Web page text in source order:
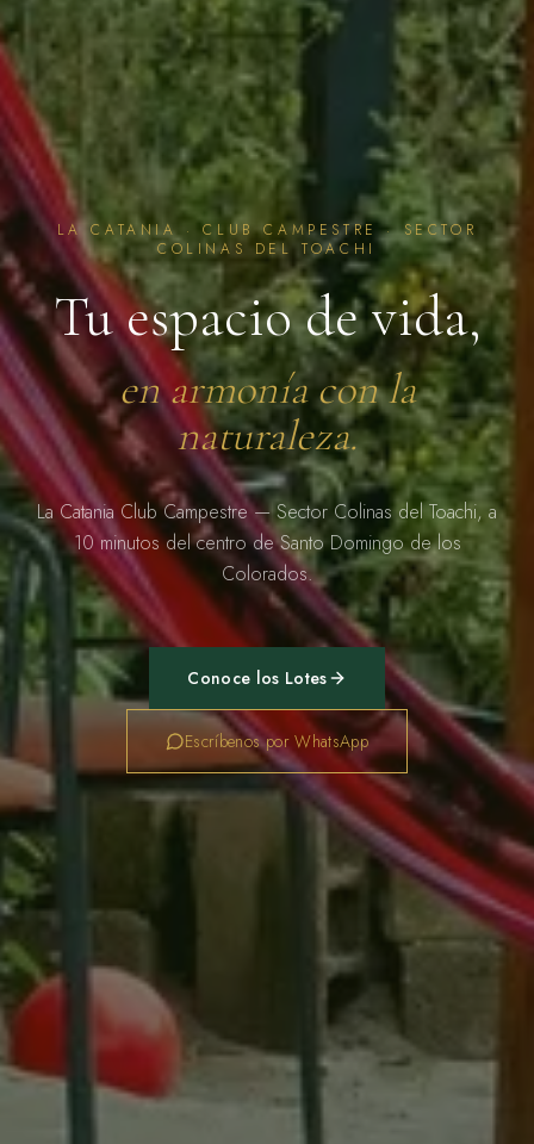
LA CATANIA · CLUB CAMPESTRE · SECTOR
COLINAS DEL TOACHI
Tu espacio de vida,
en armonía con la
naturaleza.
La Catania Club Campestre — Sector Colinas del Toachi, a
10 minutos del centro de Santo Domingo de los
Colorados.
Conoce los Lotes
Escríbenos por WhatsApp